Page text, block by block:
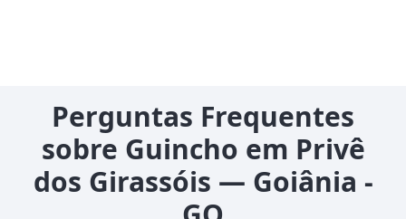
Perguntas Frequentes
sobre Guincho em Privê
dos Girassóis — Goiânia -